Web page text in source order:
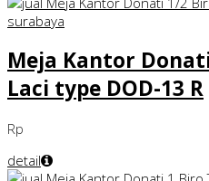
Meja Kantor
Laci type DOD-13 R
Rp
detail